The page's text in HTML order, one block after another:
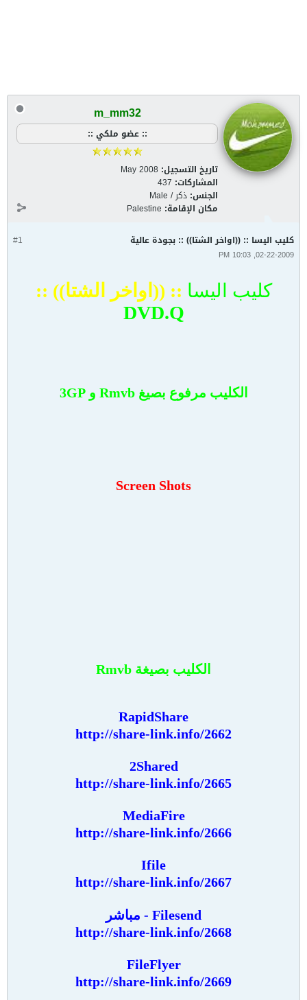
m_mm32
:: عضو ملكي ::
تاريخ التسجيل: May 2008
المشاركات: 437
الجنس: ذكر / Male
مكان الإقامة: Palestine
#1 كليب اليسا :: ((اواخر الشتا)) :: بجودة عالية
02-22-2009, 10:03 PM
كليب اليسا :: ((اواخر الشتا)) ::
DVD.Q
الكليب مرفوع بصيغ Rmvb و 3GP
Screen Shots
الكليب بصيغة Rmvb
RapidShare
http://share-link.info/2662
2Shared
http://share-link.info/2665
MediaFire
http://share-link.info/2666
Ifile
http://share-link.info/2667
Filesend - مباشر
http://share-link.info/2668
FileFlyer
http://share-link.info/2669